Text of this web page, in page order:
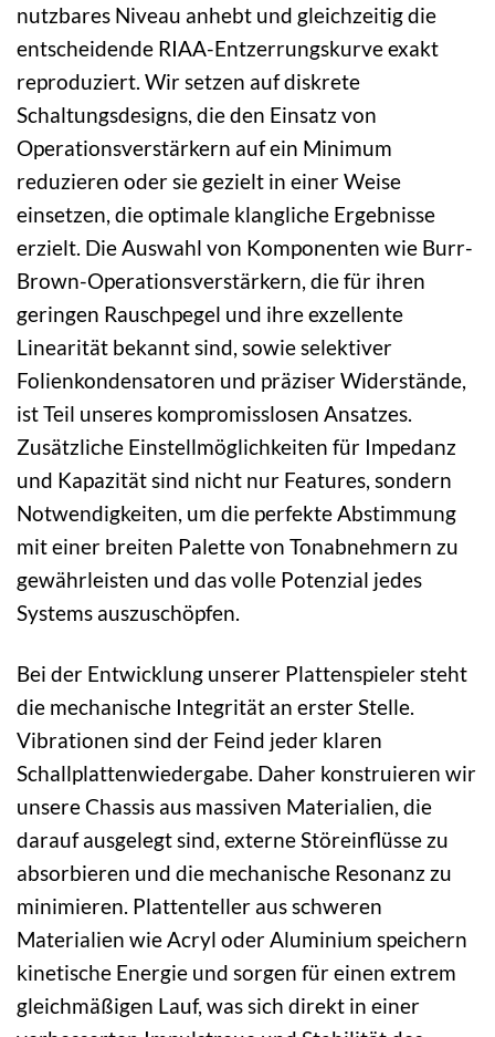
nutzbares Niveau anhebt und gleichzeitig die
entscheidende RIAA-Entzerrungskurve exakt
reproduziert. Wir setzen auf diskrete
Schaltungsdesigns, die den Einsatz von
Operationsverstärkern auf ein Minimum
reduzieren oder sie gezielt in einer Weise
einsetzen, die optimale klangliche Ergebnisse
erzielt. Die Auswahl von Komponenten wie Burr-
Brown-Operationsverstärkern, die für ihren
geringen Rauschpegel und ihre exzellente
Linearität bekannt sind, sowie selektiver
Folienkondensatoren und präziser Widerstände,
ist Teil unseres kompromisslosen Ansatzes.
Zusätzliche Einstellmöglichkeiten für Impedanz
und Kapazität sind nicht nur Features, sondern
Notwendigkeiten, um die perfekte Abstimmung
mit einer breiten Palette von Tonabnehmern zu
gewährleisten und das volle Potenzial jedes
Systems auszuschöpfen.
Bei der Entwicklung unserer Plattenspieler steht
die mechanische Integrität an erster Stelle.
Vibrationen sind der Feind jeder klaren
Schallplattenwiedergabe. Daher konstruieren wir
unsere Chassis aus massiven Materialien, die
darauf ausgelegt sind, externe Störeinflüsse zu
absorbieren und die mechanische Resonanz zu
minimieren. Plattenteller aus schweren
Materialien wie Acryl oder Aluminium speichern
kinetische Energie und sorgen für einen extrem
gleichmäßigen Lauf, was sich direkt in einer